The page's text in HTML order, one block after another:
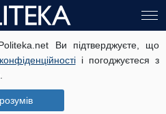
Ви підтверджуєте, що
і погоджуєтеся з
в Одеській
постала
умов